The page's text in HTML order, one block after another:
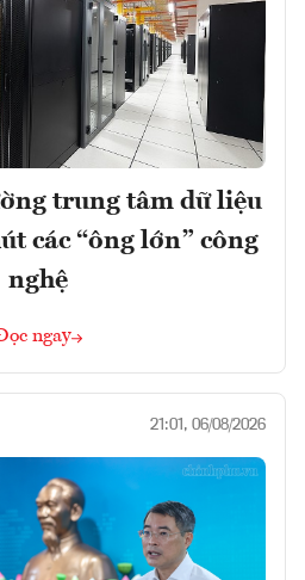
trung tâm dữ liệu
các “ông lớn” công
nghệ
ngay
21:01, 06/08/2026